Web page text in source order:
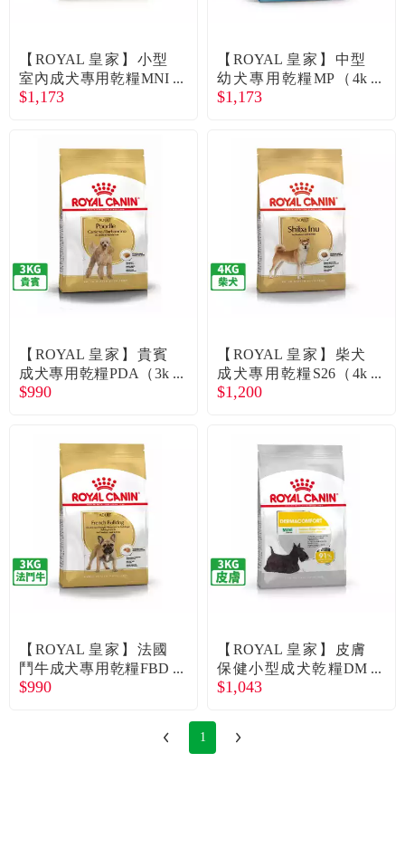
【ROYAL 皇家】小型
室內成犬專用乾糧MNI
NA（3kg）
$1,173
【ROYAL 皇家】中型
幼犬專用乾糧MP（4k
g）
$1,173
【ROYAL 皇家】貴賓
成犬專用乾糧PDA（3k
g）
$990
【ROYAL 皇家】柴犬
成犬專用乾糧S26（4k
g）
$1,200
【ROYAL 皇家】法國
鬥牛成犬專用乾糧FBD
A（3kg）
$990
【ROYAL 皇家】皮膚
保健小型成犬乾糧DM
MN（3kg）
$1,043
1